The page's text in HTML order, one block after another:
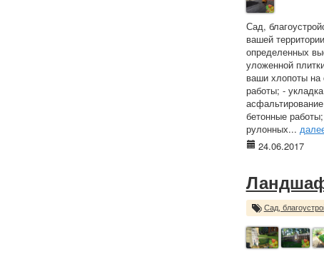
Сад,
вашей
определенных
уложенной
ваши хлопоты на
работы; -
бетонные
рулонных...
24.06.2017
Сад,